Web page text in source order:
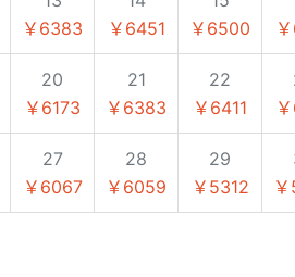
￥6383
￥6451
￥6500
20
￥6173
21
￥6383
22
￥6411
27
￥6067
28
￥6059
29
￥5312